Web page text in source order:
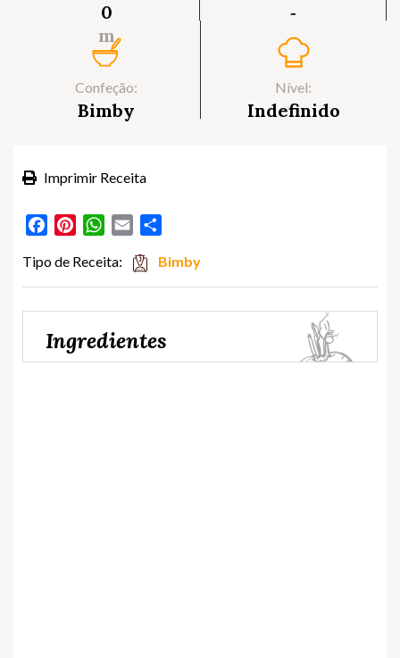
0
m
‐
Confeção:
Bimby
Nível:
Indefinido
Imprimir Receita
FacebookPinterestWhatsApp
Email
Tipo de Receita: Bimby
Ingredientes